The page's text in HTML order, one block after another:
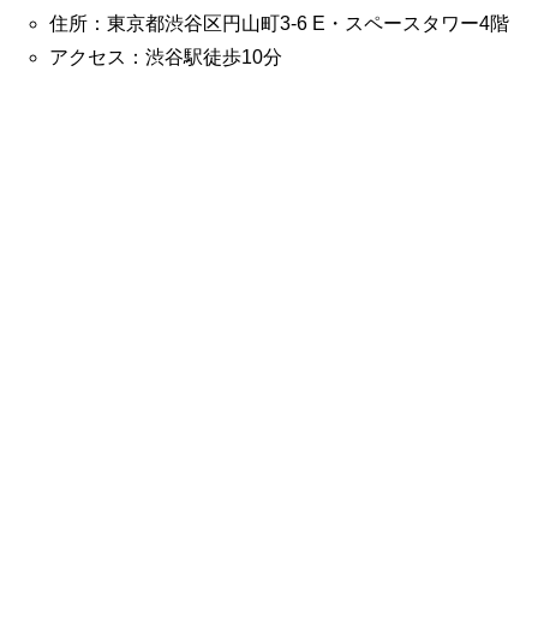
住所：東京都渋谷区円山町3-6 E・スペースタワー4階
アクセス：渋谷駅徒歩10分